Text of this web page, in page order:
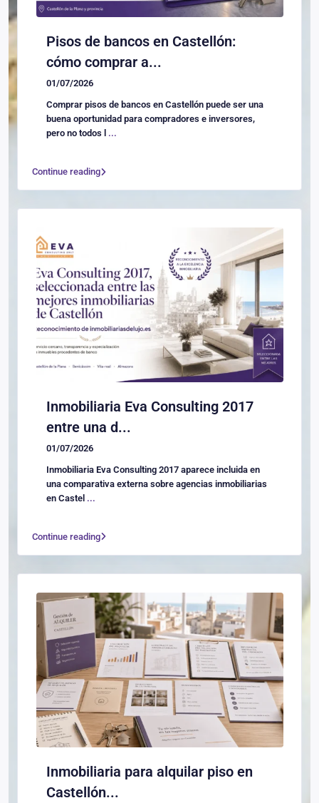
Pisos de bancos en Castellón:
cómo comprar a...
01/07/2026
Comprar pisos de bancos en Castellón puede ser una
buena oportunidad para compradores e inversores,
pero no todos l ...
Continue reading
Inmobiliaria Eva Consulting 2017
entre una d...
01/07/2026
Inmobiliaria Eva Consulting 2017 aparece incluida en
una comparativa externa sobre agencias inmobiliarias
en Castel ...
Continue reading
Inmobiliaria para alquilar piso en
Castellón...